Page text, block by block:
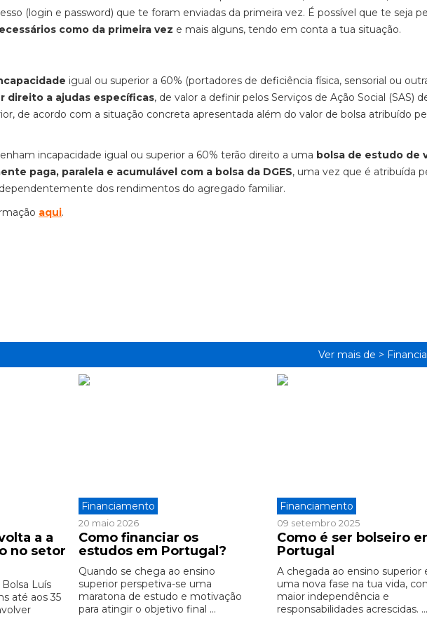
(login e password) que te foram enviadas da primeira vez. É possível que te seja
como da primeira vez e mais alguns, tendo em conta a tua situação.
igual ou superior a 60% (portadores de deficiência física, sensorial ou
direito a ajudas específicas, de valor a definir pelos Serviços de Ação Social (SAS)
de acordo com a situação concreta apresentada além do valor de bolsa atribuído
incapacidade igual ou superior a 60% terão direito a uma bolsa de estudo de
paga, paralela e acumulável com a bolsa da DGES, uma vez que é atribuída
dos rendimentos do agregado familiar.
aqui.
Ver mais de >
a a
no setor
Luís
até aos 35
Financiamento
20 maio 2026
Como financiar os
estudos em Portugal?
Quando se chega ao ensino
superior perspetiva-se uma
maratona de estudo e motivação
para atingir o objetivo final ...
Financiamento
09 setembro 2025
Como é ser bolseiro
Portugal
A chegada ao ensino superior
uma nova fase na tua vida,
maior independência e
responsabilidades acrescidas. ...